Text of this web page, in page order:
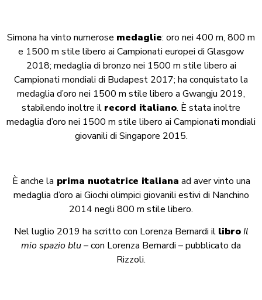
Simona ha vinto numerose medaglie: oro nei 400 m, 800 m
e 1500 m stile libero ai Campionati europei di Glasgow
2018; medaglia di bronzo nei 1500 m stile libero ai
Campionati mondiali di Budapest 2017; ha conquistato la
medaglia d’oro nei 1500 m stile libero a Gwangju 2019,
stabilendo inoltre il record italiano. È stata inoltre
medaglia d’oro nei 1500 m stile libero ai Campionati mondiali
giovanili di Singapore 2015.
È anche la prima nuotatrice italiana ad aver vinto una
medaglia d’oro ai Giochi olimpici giovanili estivi di Nanchino
2014 negli 800 m stile libero.
Nel luglio 2019 ha scritto con Lorenza Bernardi il libro Il
mio spazio blu –con Lorenza Bernardi – pubblicato da
Rizzoli.